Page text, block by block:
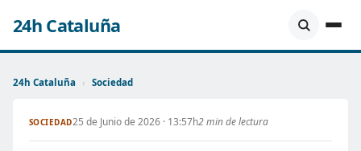
24h Cataluña
24h Cataluña › Sociedad
SOCIEDAD25 de Junio de 2026 · 13:57h2 min de lectura